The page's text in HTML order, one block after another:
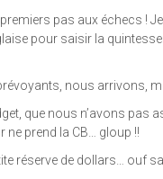
pas aux échecs !
pour saisir la
nous arrivons,
que nous n’avons pas
ne prend la CB… gloup !!
réserve de dollars… ouf